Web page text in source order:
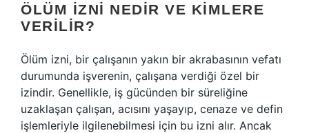
ÖLÜM İZNI NEDIR VE KIMLERE
VERILIR?
Ölüm izni, bir çalışanın yakın bir akrabasının vefatı
durumunda işverenin, çalışana verdiği özel bir
izindir. Genellikle, iş gücünden bir süreliğine
uzaklaşan çalışan, acısını yaşayıp, cenaze ve defin
işlemleriyle ilgilenebilmesi için bu izni alır. Ancak